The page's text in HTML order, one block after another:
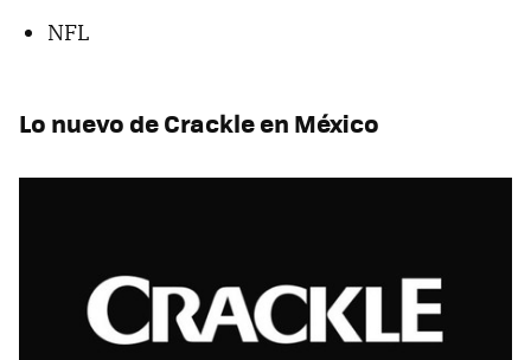
NFL
Lo nuevo de Crackle en México